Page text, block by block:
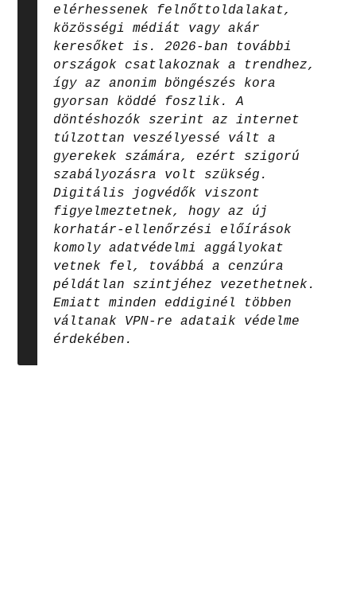
elérhessenek felnőttoldalakat,
közösségi médiát vagy akár
keresőket is. 2026-ban további
országok csatlakoznak a trendhez,
így az anonim böngészés kora
gyorsan köddé foszlik. A
döntéshozók szerint az internet
túlzottan veszélyessé vált a
gyerekek számára, ezért szigorú
szabályozásra volt szükség.
Digitális jogvédők viszont
figyelmeztetnek, hogy az új
korhatár-ellenőrzési előírások
komoly adatvédelmi aggályokat
vetnek fel, továbbá a cenzúra
példátlan szintjéhez vezethetnek.
Emiatt minden eddiginél többen
váltanak VPN-re adataik védelme
érdekében.